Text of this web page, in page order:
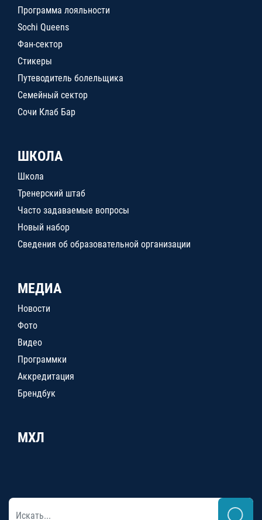
Программа лояльности
Sochi Queens
Фан-сектор
Стикеры
Путеводитель болельщика
Семейный сектор
Сочи Клаб Бар
ШКОЛА
Школа
Тренерский штаб
Часто задаваемые вопросы
Новый набор
Сведения об образовательной организации
МЕДИА
Новости
Фото
Видео
Программки
Аккредитация
Брендбук
МХЛ